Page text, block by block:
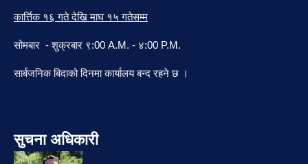
कार्त्तिक १६ गते देखि माघ १५ गतेसम्म
सोमबार - शुक्रबार ९:00 A.M. - ४:00 P.M.
सार्बजनिक बिदाको दिनमा कार्यालय बन्द रहने छ ।
सुचना अधिकारी